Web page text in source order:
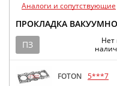
Аналоги и сопутствующие
ПРОКЛАДКА
ПЗ
Нет
FOTON 5***7